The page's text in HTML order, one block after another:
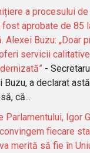
a procesului de
fost aprobate de 85
Alexei Buzu: „Doar
servicii
-
Buzu, a declarat
că...
Parlamentului, Igor
fiecare
merită să fie în